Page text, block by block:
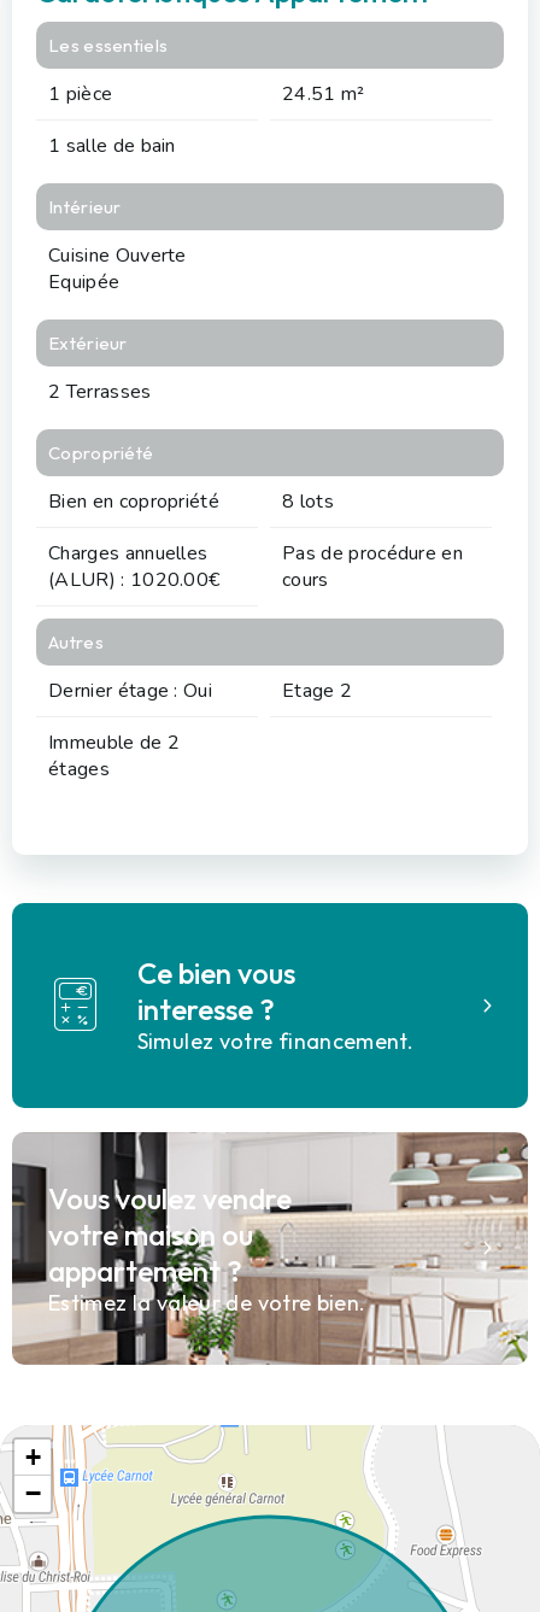
Les essentiels
1 pièce
24.51 m²
1 salle de bain
Intérieur
Cuisine Ouverte
Equipée
Extérieur
2 Terrasses
Copropriété
Bien en copropriété
8 lots
Charges annuelles
(ALUR) : 1020.00€
Pas de procédure en
cours
Autres
Dernier étage : Oui
Etage 2
Immeuble de 2
étages
Ce bien vous
interesse ?
Simulez votre financement.
Vous voulez vendre
votre maison ou
appartement ?
Estimez la valeur de votre bien.
+
−